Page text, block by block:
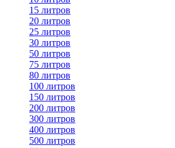
15 литров
20 литров
25 литров
30 литров
50 литров
75 литров
80 литров
100 литров
150 литров
200 литров
300 литров
400 литров
500 литров